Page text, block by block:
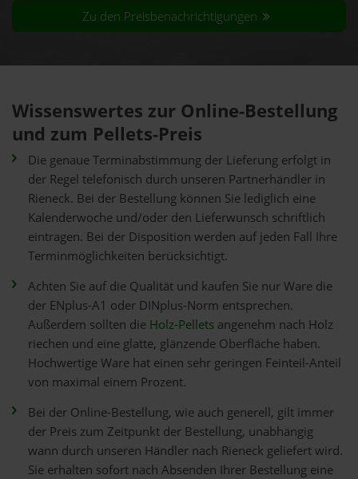
Zu den Preisbenachrichtigungen
Wissenswertes zur Online-Bestellung
und zum Pellets-Preis
Die genaue Terminabstimmung der Lieferung erfolgt in
der Regel telefonisch durch unseren Partnerhändler in
Rieneck. Bei der Bestellung können Sie lediglich eine
Kalenderwoche und/oder den Lieferwunsch schriftlich
eintragen. Bei der Disposition werden auf jeden Fall Ihre
Terminmöglichkeiten berücksichtigt.
Achten Sie auf die Qualität und kaufen Sie nur Ware die
der ENplus-A1 oder DINplus-Norm entsprechen.
Außerdem sollten die Holz-Pellets angenehm nach Holz
riechen und eine glatte, glänzende Oberfläche haben.
Hochwertige Ware hat einen sehr geringen Feinteil-Anteil
von maximal einem Prozent.
Bei der Online-Bestellung, wie auch generell, gilt immer
der Preis zum Zeitpunkt der Bestellung, unabhängig
wann durch unseren Händler nach Rieneck geliefert wird.
Sie erhalten sofort nach Absenden Ihrer Bestellung eine